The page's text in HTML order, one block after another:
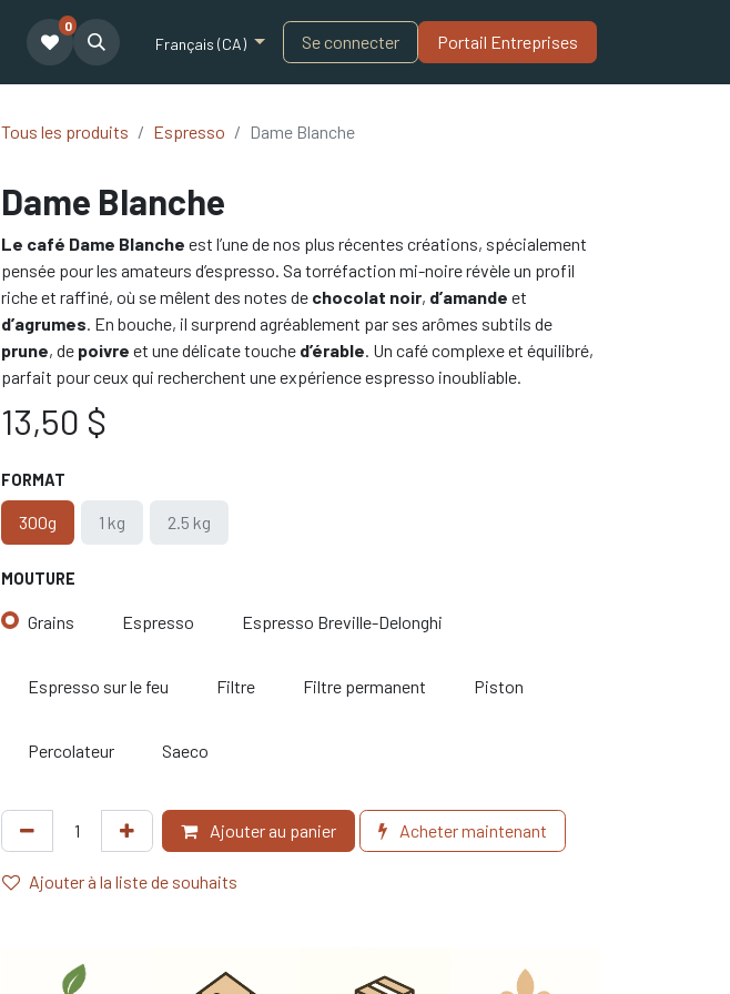
Notre équipe Partenariat Blogue
0
Français (CA) Se connecter Portail Entreprises​
Tous les produits Espresso Dame Blanche
Dame Blanche
Le café Dame Blanche est l’une de nos plus récentes créations, spécialement
pensée pour les amateurs d’espresso. Sa torréfaction mi-noire révèle un profil
riche et raffiné, où se mêlent des notes de chocolat noir, d’amande et
d’agrumes. En bouche, il surprend agréablement par ses arômes subtils de
prune, de poivre et une délicate touche d’érable. Un café complexe et équilibré,
parfait pour ceux qui recherchent une expérience espresso inoubliable.
13,50 $
FORMAT
300g 1 kg 2.5 kg
MOUTURE
Grains Espresso Espresso Breville-Delonghi
Espresso sur le feu Filtre Filtre permanent Piston
Percolateur Saeco
Ajouter au panier Acheter maintenant
Ajouter à la liste de souhaits